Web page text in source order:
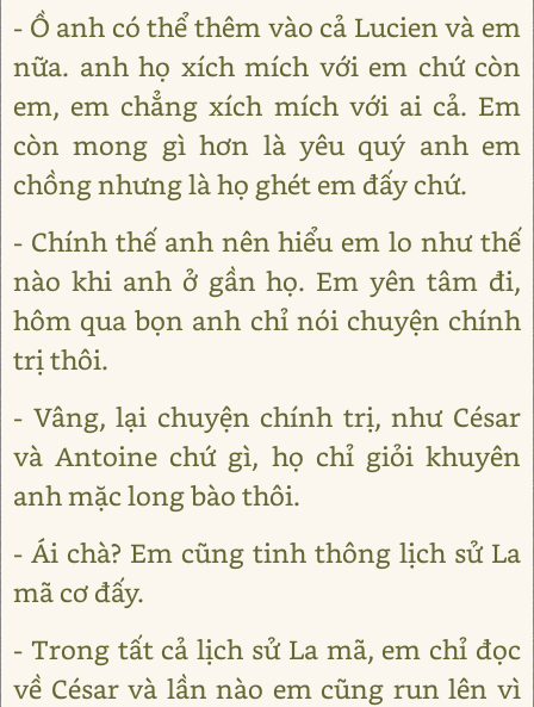
- Ồ anh có thể thêm vào cả Lucien và em
nữa. anh họ xích mích với em chứ còn
em, em chẳng xích mích với ai cả. Em
còn mong gì hơn là yêu quý anh em
chồng nhưng là họ ghét em đấy chứ.
- Chính thế anh nên hiểu em lo như thế
nào khi anh ở gần họ. Em yên tâm đi,
hôm qua bọn anh chỉ nói chuyện chính
trị thôi.
- Vâng, lại chuyện chính trị, như César
và Antoine chứ gì, họ chỉ giỏi khuyên
anh mặc long bào thôi.
- Ái chà? Em cũng tinh thông lịch sử La
mã cơ đấy.
- Trong tất cả lịch sử La mã, em chỉ đọc
về César và lần nào em cũng run lên vì